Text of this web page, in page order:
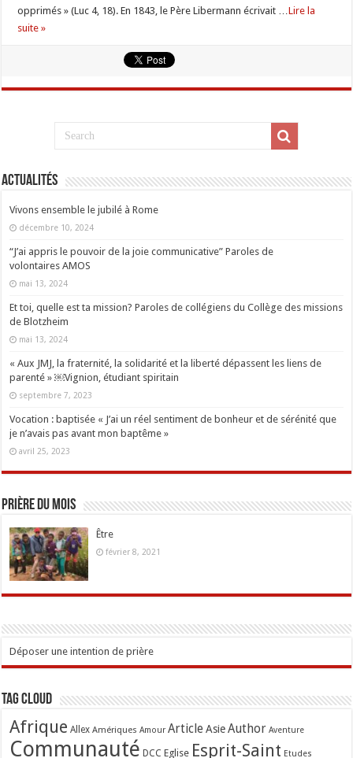
opprimés » (Luc 4, 18). En 1843, le Père Libermann écrivait …Lire la
suite »
Actualités
Vivons ensemble le jubilé à Rome
décembre 10, 2024
“J’ai appris le pouvoir de la joie communicative” Paroles de
volontaires AMOS
mai 13, 2024
Et toi, quelle est ta mission? Paroles de collégiens du Collège des missions
de Blotzheim
mai 13, 2024
« Aux JMJ, la fraternité, la solidarité et la liberté dépassent les liens de
parenté » ￼Vignion, étudiant spiritain
septembre 7, 2023
Vocation : baptisée « J’ai un réel sentiment de bonheur et de sérénité que
je n’avais pas avant mon baptême »
avril 25, 2023
Prière du mois
Être
février 8, 2021
Déposer une intention de prière
Tag Cloud
Afrique Allex Amériques Amour Article Asie Author Aventure
Communauté DCC Eglise Esprit-Saint Etudes